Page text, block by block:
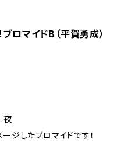
ブロマイドB（平賀勇成）
夜
ジしたブロマイドです！